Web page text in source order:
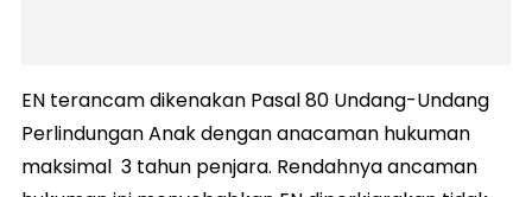
EN terancam dikenakan Pasal 80 Undang-Undang
Perlindungan Anak dengan anacaman hukuman
maksimal 3 tahun penjara. Rendahnya ancaman